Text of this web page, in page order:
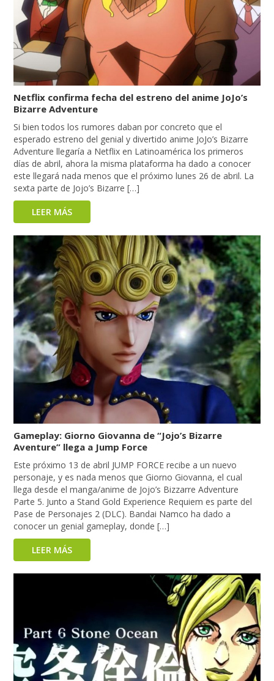
Netflix confirma fecha del estreno del anime JoJo’s
Bizarre Adventure
Si bien todos los rumores daban por concreto que el
esperado estreno del genial y divertido anime JoJo’s Bizarre
Adventure llegaría a Netflix en Latinoamérica los primeros
días de abril, ahora la misma plataforma ha dado a conocer
este llegará nada menos que el próximo lunes 26 de abril. La
sexta parte de Jojo’s Bizarre […]
LEER MÁS
Gameplay: Giorno Giovanna de “Jojo’s Bizarre
Aventure” llega a Jump Force
Este próximo 13 de abril JUMP FORCE recibe a un nuevo
personaje, y es nada menos que Giorno Giovanna, el cual
llega desde el manga/anime de Jojo’s Bizzarre Adventure
Parte 5. Junto a Stand Gold Experience Requiem es parte del
Pase de Personajes 2 (DLC). Bandai Namco ha dado a
conocer un genial gameplay, donde […]
LEER MÁS